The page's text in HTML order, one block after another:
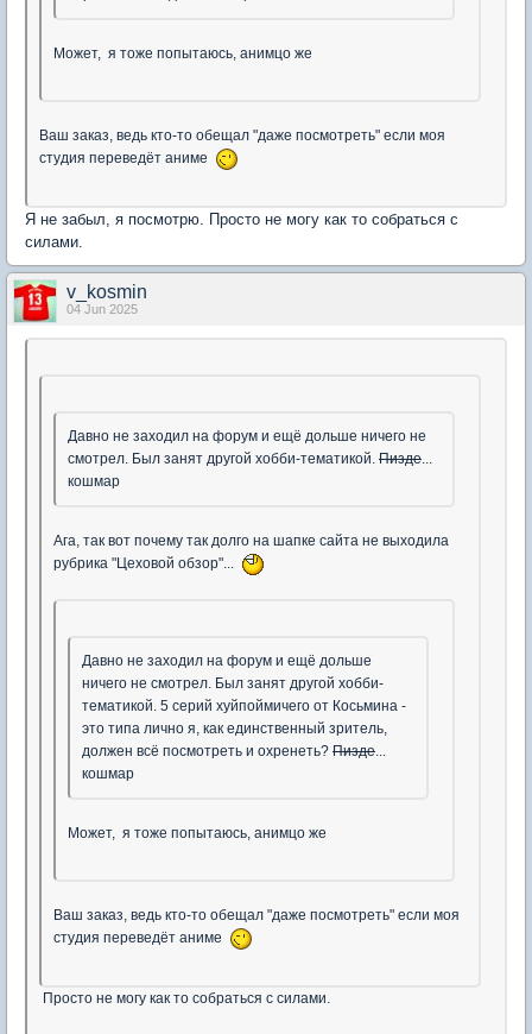
Может, я тоже попытаюсь, анимцо же
Ваш заказ, ведь кто-то обещал "даже посмотреть" если моя
студия переведёт аниме
Я не забыл, я посмотрю. Просто не могу как то собраться с
силами.
v_kosmin
04 Jun 2025
Давно не заходил на форум и ещё дольше ничего не
смотрел. Был занят другой хобби-тематикой. Пизде...
кошмар
Ага, так вот почему так долго на шапке сайта не выходила
рубрика "Цеховой обзор"...
Давно не заходил на форум и ещё дольше
ничего не смотрел. Был занят другой хобби-
тематикой. 5 серий хуйпоймичего от Косьмина -
это типа лично я, как единственный зритель,
должен всё посмотреть и охренеть? Пизде...
кошмар
Может, я тоже попытаюсь, анимцо же
Ваш заказ, ведь кто-то обещал "даже посмотреть" если моя
студия переведёт аниме
Просто не могу как то собраться с силами.